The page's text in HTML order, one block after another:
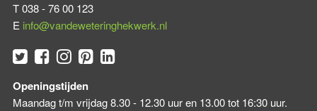
T038 - 76 00 123
E info@vandeweteringhekwerk.nl
Openingstijden
Maandag t/m vrijdag 8.30 - 12.30 uur en 13.00 tot 16:30 uur.